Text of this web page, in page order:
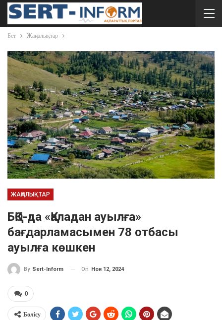
Бет Жаңалықтар
ЖАҢАЛЫҚТАР
БҚО-да «Қаладан ауылға»
бағдарламасымен 78 отбасы
ауылға көшкен
By Sert-Inform On Ноя 12, 2024
0
Бөлісу